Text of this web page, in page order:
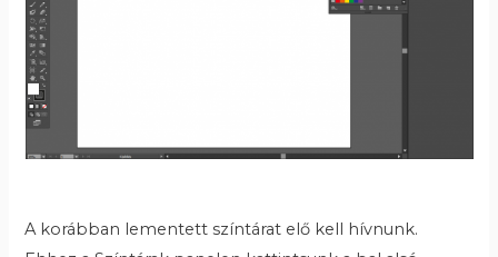
A korábban lementett színtárat elő kell hívnunk.